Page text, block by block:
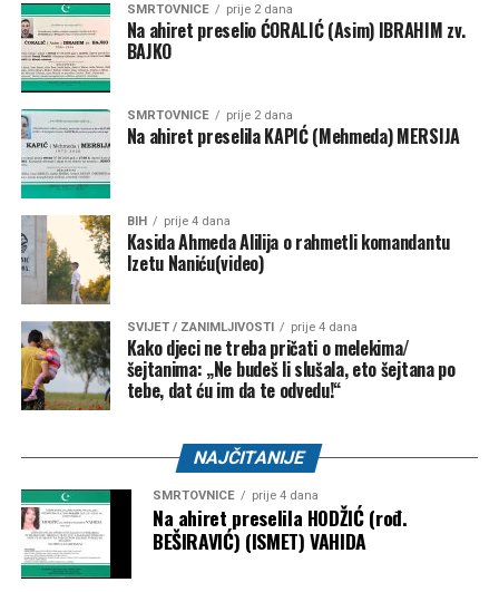
NK “Ključ” –80.000 KM
Kanu-kajakaški klub “K4” –
FK “Bajer 99” Velagići –
NK “Omladinac” Sanica –1.000 KM
Bužim – 27.000 KM
NK “Vitez” – 10.000 KM
FK “Bratstvo-Veterani” –
FK “Konjodor” –
FK “Bužim” –3.000 KM
OK “Bužim” –3.000 KM
ŽOK “Bužim” –1.000 KM
Bosanski Petrovac – 3.500 KM
Udruženje košarkaškog sporta “Mladost” –
SMRTOVNICE prije 2 dana
Na ahiret preselio ĆORALIĆ (Asim) IBRAHIM zv.
BAJKO
SMRTOVNICE prije 2 dana
Na ahiret preselila KAPIĆ (Mehmeda) MERSIJA
BIH prije 4 dana
Kasida Ahmeda Alilija o rahmetli komandantu
Izetu Naniću(video)
SVIJET / ZANIMLJIVOSTI prije 4 dana
Kako djeci ne treba pričati o melekima/
šejtanima: „Ne budeš li slušala, eto šejtana po
tebe, dat ću im da te odvedu!“
NAJČITANIJE
SMRTOVNICE prije 4 dana
Na ahiret preselila HODŽIĆ (rođ.
BEŠIRAVIĆ) (ISMET) VAHIDA